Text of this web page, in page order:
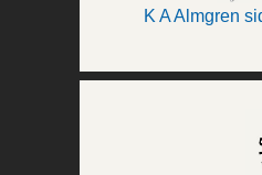
K A Almgren